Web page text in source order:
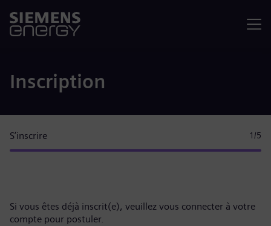
Inscription
S’inscrire 1 /5
Si vous êtes déjà inscrit(e), veuillez vous connecter à votre
compte pour postuler.